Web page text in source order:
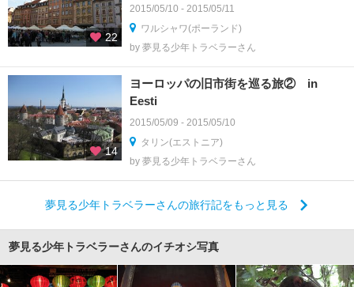
22
2015/05/10 - 2015/05/11
ワルシャワ(ポーランド)
by 夢見る少年トラベラーさん
14
ヨーロッパの旧市街を巡る旅② in
Eesti
2015/05/09 - 2015/05/10
タリン(エストニア)
by 夢見る少年トラベラーさん
夢見る少年トラベラーさんの旅行記をもっと見る
夢見る少年トラベラーさんのイチオシ写真